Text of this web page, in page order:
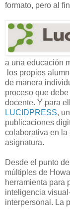
formato, pero al
a una educación
los propios
de manera
proceso que
docente. Y para
LUCIDPRESS,
publicaciones
colaborativa en la
asignatura.
Desde el punto
múltiples de
herramienta para
inteligencia
interpersonal. La